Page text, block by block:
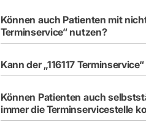
Können auch Patienten mit
Terminservice“ nutzen?
Kann der „116117
Können Patienten auch
immer die Terminservicestelle